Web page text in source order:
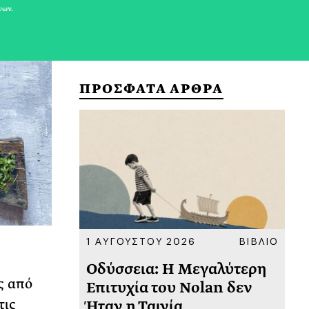
από
ΠΡΟΣΦΑΤΑ ΑΡΘΡΑ
1 ΑΥΓΟΥΣΤΟΥ 2026 ΒΙΒΛΙΟ
Οδύσσεια: Η Μεγαλύτερη
Επιτυχία του Nolan δεν